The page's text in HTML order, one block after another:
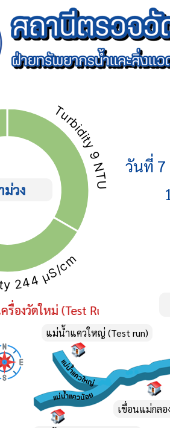
แม่น้ำแควใหญ่ (Test run)
เขื่อนแม่กลอ
ม่วง
หม่ (Test Run)
วันที่ 7